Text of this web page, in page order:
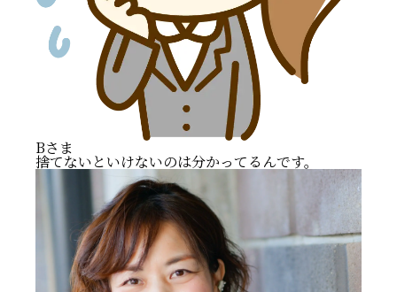
Bさま
捨てないといけないのは分かってるんです。
心と身体のために、自宅は早めに片づけておく
形見は手放さなくてもOK
大事なものから選び取ること
暮らしが変わればその都度見直す